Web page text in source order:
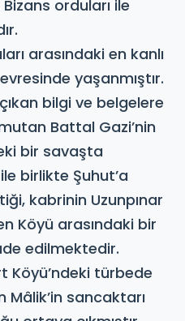
orduları ile
arasındaki en kanlı
yaşanmıştır.
bilgi ve belgelere
Battal Gazi’nin
bir savaşta
birlikte Şuhut’a
kabrinin Uzunpınar
Köyü arasındaki bir
edilmektedir.
Köyü’ndeki türbede
Mâlik’in sancaktarı